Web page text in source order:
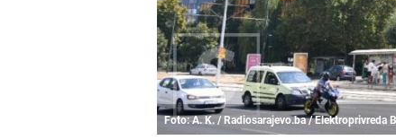
Foto: A. K. / Radiosarajevo.ba / Elektroprivreda